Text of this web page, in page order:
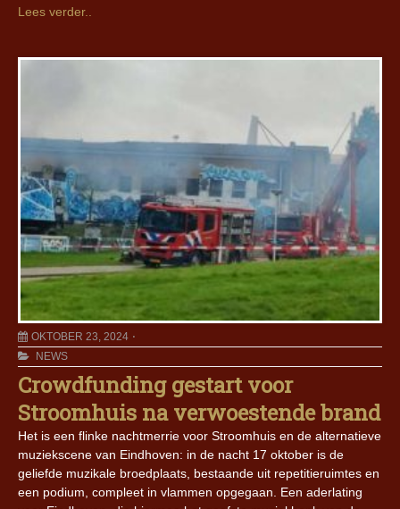
Lees verder..
OKTOBER 23, 2024
NEWS
Crowdfunding gestart voor
Stroomhuis na verwoestende brand
Het is een flinke nachtmerrie voor Stroomhuis en de alternatieve
muziekscene van Eindhoven: in de nacht 17 oktober is de
geliefde muzikale broedplaats, bestaande uit repetitieruimtes en
een podium, compleet in vlammen opgegaan. Een aderlating